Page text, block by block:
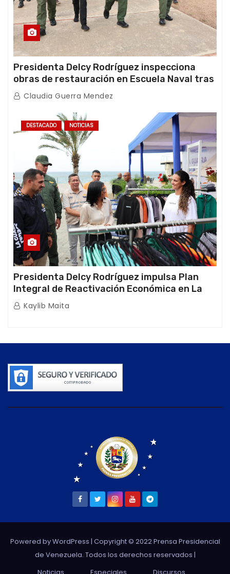
Presidenta Delcy Rodríguez inspecciona
obras de restauración en Escuela Naval tras
afectaciones sísmicas en La Guaira
Claudia Guerra Mendez
DESTACADO NOTICIAS
Presidenta Delcy Rodríguez impulsa Plan
Integral de Reactivación Económica en La
Guaira
Kaylib Maita
Powered by WordPress | Copyright © 2022 Prensa Presidencial
de Venezuela. Todos los derechos reservados |